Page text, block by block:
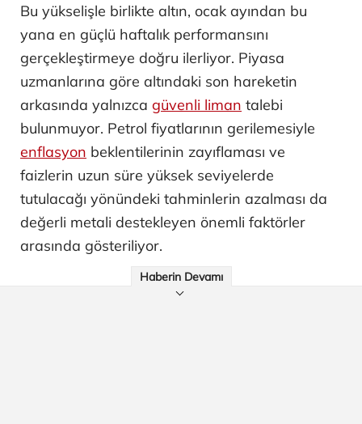
Bu yükselişle birlikte altın, ocak ayından bu
yana en güçlü haftalık performansını
gerçekleştirmeye doğru ilerliyor. Piyasa
uzmanlarına göre altındaki son hareketin
arkasında yalnızca güvenli liman talebi
bulunmuyor. Petrol fiyatlarının gerilemesiyle
enflasyon beklentilerinin zayıflaması ve
faizlerin uzun süre yüksek seviyelerde
tutulacağı yönündeki tahminlerin azalması da
değerli metali destekleyen önemli faktörler
arasında gösteriliyor.
Haberin Devamı